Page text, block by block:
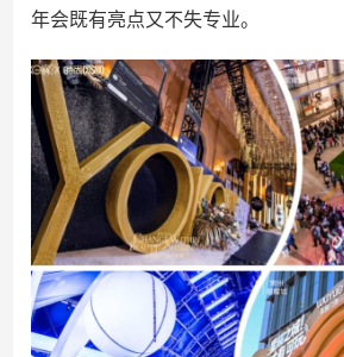
年会既有亮点又不失专业。